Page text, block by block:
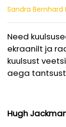
Sandra
Need
ekraanilt ja
kuulsust
aega
Hugh